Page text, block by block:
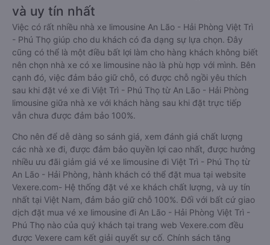
và uy tín nhất
Việc có rất nhiều nhà xe limousine An Lão - Hải Phòng Việt Trì
- Phú Thọ giúp cho du khách có đa dạng sự lựa chọn. Đây
cũng có thể là một điều bất lợi làm cho hàng khách không biết
nên chọn nhà xe có xe limousine nào là phù hợp với mình. Bên
cạnh đó, việc đảm bảo giữ chỗ, có được chỗ ngồi yêu thích
sau khi đặt vé xe đi Việt Trì - Phú Thọ từ An Lão - Hải Phòng
limousine giữa nhà xe với khách hàng sau khi đặt trực tiếp
vẫn chưa được đảm bảo 100%.
Cho nên để dễ dàng so sánh giá, xem đánh giá chất lượng
các nhà xe đi, được đảm bảo quyền lợi cao nhất, được hưởng
nhiều ưu đãi giảm giá vé xe limousine đi Việt Trì - Phú Thọ từ
An Lão - Hải Phòng, hành khách có thể đặt mua tại website
Vexere.com- Hệ thống đặt vé xe khách chất lượng, và uy tín
nhất tại Việt Nam, đảm bảo giữ chỗ 100%. Đối với bất cứ giao
dịch đặt mua vé xe limousine đi An Lão - Hải Phòng Việt Trì -
Phú Thọ nào của quý khách tại trang web Vexere.com đều
được Vexere cam kết giải quyết sự cố. Chính sách tặng